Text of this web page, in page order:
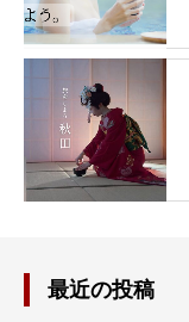
最近の投稿